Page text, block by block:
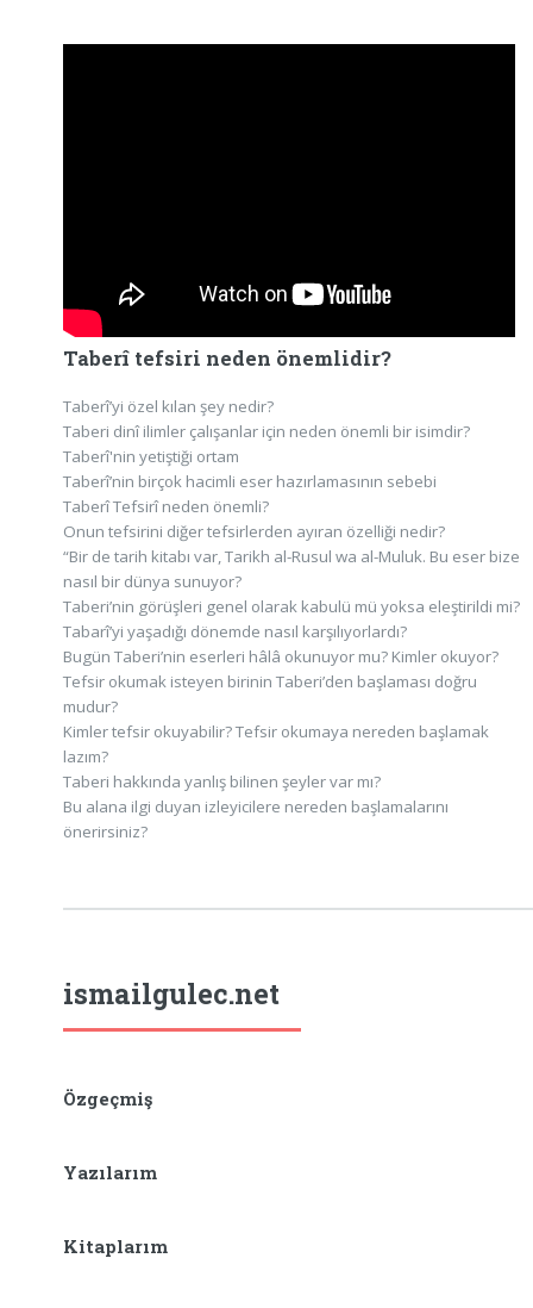
Taberî tefsiri neden önemlidir?
Taberî’yi özel kılan şey nedir?
Taberi dinî ilimler çalışanlar için neden önemli bir isimdir?
Taberî'nin yetiştiği ortam
Taberî’nin birçok hacimli eser hazırlamasının sebebi
Taberî Tefsirî neden önemli?
Onun tefsirini diğer tefsirlerden ayıran özelliği nedir?
“Bir de tarih kitabı var, Tarikh al-Rusul wa al-Muluk. Bu eser bize
nasıl bir dünya sunuyor?
Taberi’nin görüşleri genel olarak kabulü mü yoksa eleştirildi mi?
Tabarî’yi yaşadığı dönemde nasıl karşılıyorlardı?
Bugün Taberi’nin eserleri hâlâ okunuyor mu? Kimler okuyor?
Tefsir okumak isteyen birinin Taberi’den başlaması doğru
mudur?
Kimler tefsir okuyabilir? Tefsir okumaya nereden başlamak
lazım?
Taberi hakkında yanlış bilinen şeyler var mı?
Bu alana ilgi duyan izleyicilere nereden başlamalarını
önerirsiniz?
ismailgulec.net
Özgeçmiş
Yazılarım
Kitaplarım